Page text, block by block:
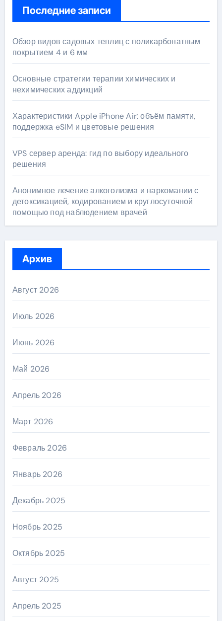
Последние записи
Обзор видов садовых теплиц с поликарбонатным
покрытием 4 и 6 мм
Основные стратегии терапии химических и
нехимических аддикций
Характеристики Apple iPhone Air: объём памяти,
поддержка eSIM и цветовые решения
VPS сервер аренда: гид по выбору идеального
решения
Анонимное лечение алкоголизма и наркомании с
детоксикацией, кодированием и круглосуточной
помощью под наблюдением врачей
Архив
Август 2026
Июль 2026
Июнь 2026
Май 2026
Апрель 2026
Март 2026
Февраль 2026
Январь 2026
Декабрь 2025
Ноябрь 2025
Октябрь 2025
Август 2025
Апрель 2025